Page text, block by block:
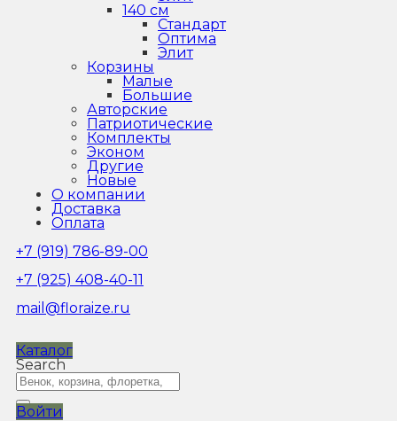
140 см
Стандарт
Оптима
Элит
Корзины
Малые
Большие
Авторские
Патриотические
Комплекты
Эконом
Другие
Новые
О компании
Доставка
Оплата
+7 (919) 786-89-00
+7 (925) 408-40-11
mail@floraize.ru
Каталог
Search
Войти